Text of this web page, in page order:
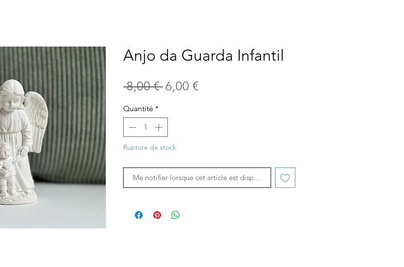
Anjo da Guarda Infantil
8,00 € Prix
6,00 €Prix
Quantité *
Rupture de stock
Me notifier lorsque cet article est disponible